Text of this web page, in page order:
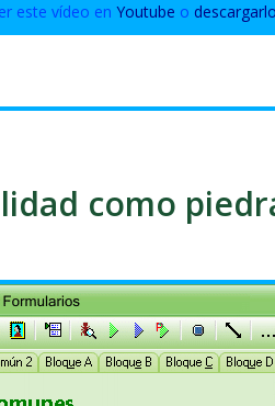
este vídeo enYoutube o
como